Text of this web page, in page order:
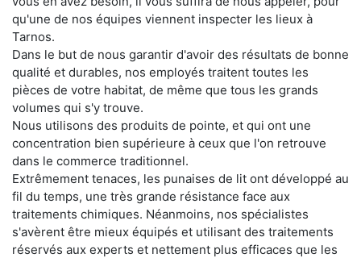
qu'une de nos équipes viennent inspecter les lieux à
Tarnos.
Dans le but de nous garantir d'avoir des résultats de bonne
qualité et durables, nos employés traitent toutes les
pièces de votre habitat, de même que tous les grands
volumes qui s'y trouve.
Nous utilisons des produits de pointe, et qui ont une
concentration bien supérieure à ceux que l'on retrouve
dans le commerce traditionnel.
Extrêmement tenaces, les punaises de lit ont développé au
fil du temps, une très grande résistance face aux
traitements chimiques. Néanmoins, nos spécialistes
s'avèrent être mieux équipés et utilisant des traitements
réservés aux experts et nettement plus efficaces que les